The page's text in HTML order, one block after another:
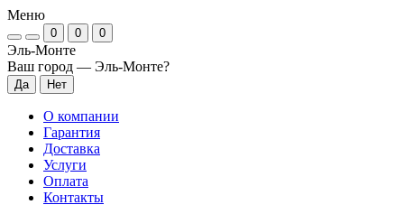
Меню
0 0 0
Эль-Монте
Ваш город — Эль-Монте?
О компании
Гарантия
Доставка
Услуги
Оплата
Контакты